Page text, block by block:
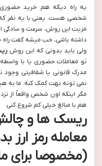
یه راه دیگه هم خرید حضوری
شخصی هست. یعنی با یه نفر که
مزیت این روش، سرعت و سادگی
داشته باشی، خب میشه گفت راه
ولی باید بدونی که این روش
تو معاملات حضوری یا با
مدرک قانونی یا شفافیتی
نمی تونه بهت کمک کنه. ما به
مگر اینکه اون شخص واقعاً از
هم با مبالغ خیلی کم شروع کنی.
ریسک ها و
معامله رمز ارز
(مخصوصا برای